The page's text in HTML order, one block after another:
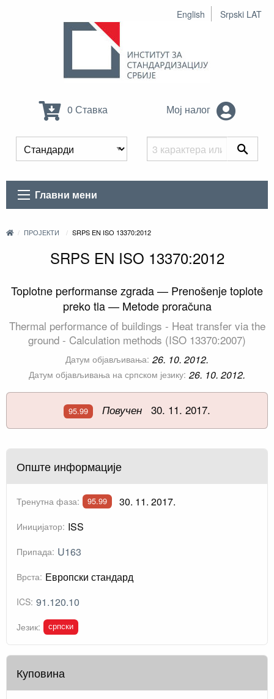
English Srpski LAT
0 Ставка Мој налог
Главни мени
ПРОЈЕКТИ SRPS EN ISO 13370:2012
SRPS EN ISO 13370:2012
Toplotne performanse zgrada — Prenošenje toplote
preko tla — Metode proračuna
Thermal performance of buildings - Heat transfer via the
ground - Calculation methods (ISO 13370:2007)
Датум објављивања: 26. 10. 2012.
Датум објављивања на српском језику: 26. 10. 2012.
95.99 Повучен 30. 11. 2017.
Опште информације
Тренутна фаза: 95.99 30. 11. 2017.
Иницијатор: ISS
Припада: U163
Врста: Европски стандард
ICS: 91.120.10
Језик: српски
Куповина